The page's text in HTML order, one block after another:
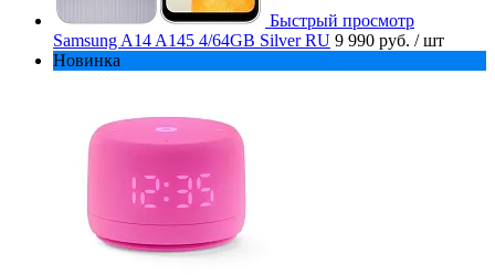
Быстрый просмотр
Samsung A14 A145 4/64GB Silver RU 9 990 руб. / шт
Новинка